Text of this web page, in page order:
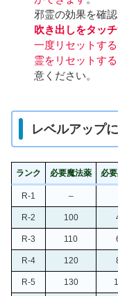
邪霊の効果を確
吹き出しをタッチ
一度リセットす
霊をリセットす
意ください。
レベルアップ
ランク 必要魔法薬 必
R-1 –
R-2 100
R-3 110
R-4 120
R-5 130